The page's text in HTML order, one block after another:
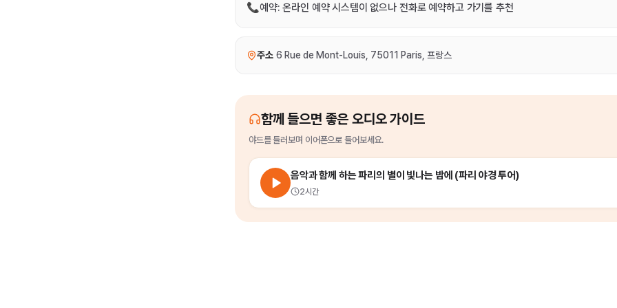
📞예약: 온라인 예약 시스템이 없으나 전화로 예약하고 가기를 추천
주소 6 Rue de Mont-Louis, 75011 Paris, 프랑스
함께 들으면 좋은 오디오 가이드
야드를들러보며 이어폰으로 들어보세요.
음악과 함께 하는 파리의 별이 빛나는 밤에 (파리 야경 투어)
2시간